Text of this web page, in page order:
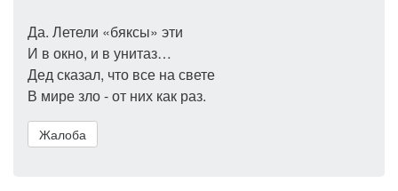
Да. Летели «бяксы» эти
И в окно, и в унитаз…
Дед сказал, что все на свете
В мире зло - от них как раз.
Жалоба